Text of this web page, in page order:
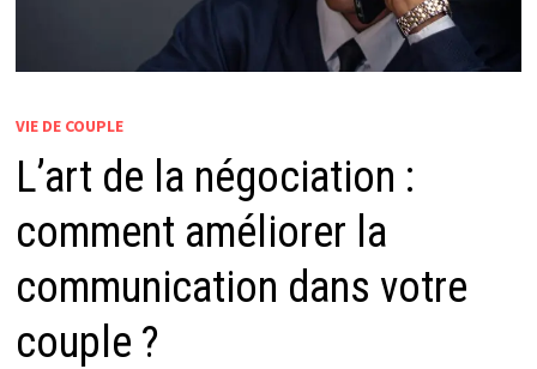
VIE DE COUPLE
L’art de la négociation :
comment améliorer la
communication dans votre
couple ?